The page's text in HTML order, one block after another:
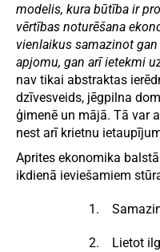
Ēkas
Meklēt
modelis, kura būtība ir
vērtības noturēšana
vienlaikus samazinot
apjomu, gan arī ietekmi
nav tikai abstraktas
dzīvesveids, jēgpilna
ģimenē un mājā. Tā var
nest arī krietnu
Aprites ekonomika
ikdienā ieviešamiem
Lietot